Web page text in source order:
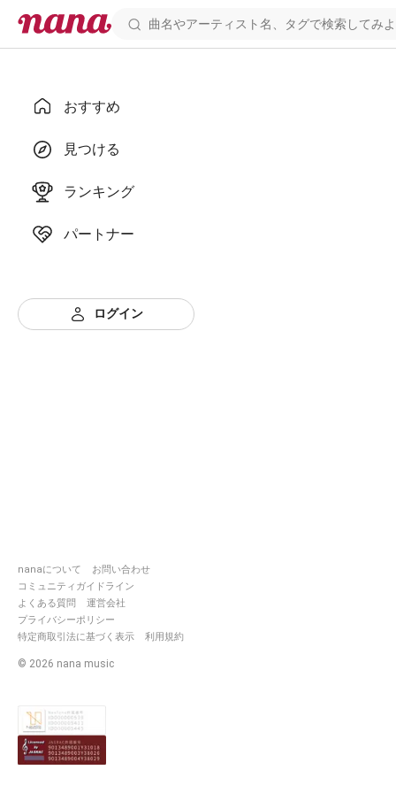
おすすめ
見つける
ランキング
パートナー
ログイン
nanaについて
お問い合わせ
コミュニティガイドライン
よくある質問
運営会社
プライバシーポリシー
特定商取引法に基づく表示
利用規約
© 2026 nana music